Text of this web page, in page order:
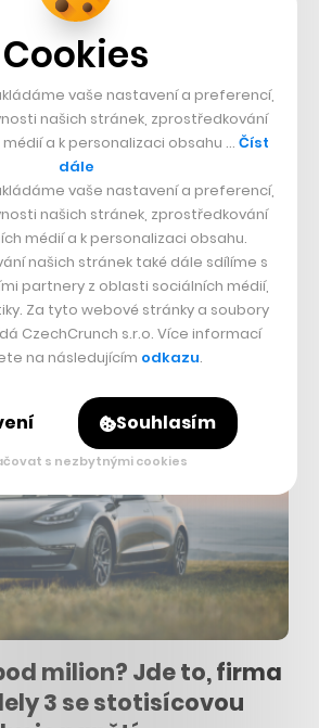
s auty dáváme na talíři
říká expert. Místní
připraveni
Tesla a čínští dravci, ale Evropa
Petra Knapa z EY jdou trendy na úkor
milion? Jde to, firma
3 se stotisícovou
Cookies
vaše nastavení a preferencí,
našich stránek, zprostředkování
a k personalizaci obsahu … Číst
dále
vaše nastavení a preferencí,
našich stránek, zprostředkování
médií a k personalizaci obsahu.
našich stránek také dále sdílíme s
partnery z oblasti sociálních médií,
Za tyto webové stránky a soubory
CzechCrunch s.r.o. Více informací
na následujícím odkazu.
Souhlasím
s nezbytnými cookies